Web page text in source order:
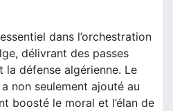
dans l’orchestration
délivrant des passes
défense algérienne. Le
non seulement ajouté au
boosté le moral et l’élan de